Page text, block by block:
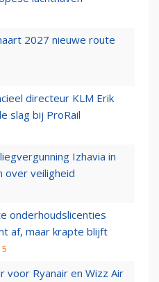
2027 nieuwe route
directeur KLM Erik
slag bij ProRail
Izhavia in
over veiligheid
onderhoudslicenties
af, maar krapte blijft
voor Ryanair en Wizz Air